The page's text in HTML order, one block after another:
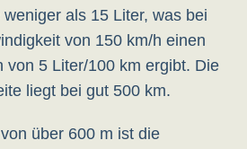
als 15 Liter, was bei
von 150 km/h einen
von 5 Liter/100 km ergibt. Die
liegt bei gut 500 km.
über 600 m ist die